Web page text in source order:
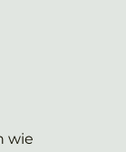
wie